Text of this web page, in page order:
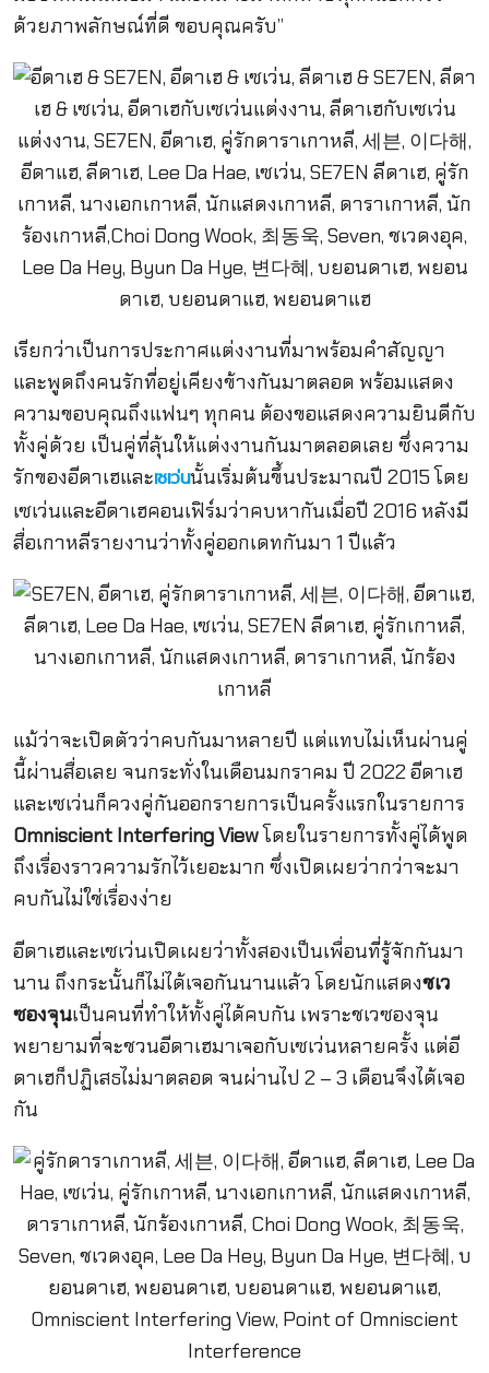
ด้วยภาพลักษณ์ที่ดี ขอบคุณครับ”
เรียกว่าเป็นการประกาศแต่งงานที่มาพร้อมคำสัญญา
และพูดถึงคนรักที่อยู่เคียงข้างกันมาตลอด พร้อมแสดง
ความขอบคุณถึงแฟนๆ ทุกคน ต้องขอแสดงความยินดีกับ
ทั้งคู่ด้วย เป็นคู่ที่ลุ้นให้แต่งงานกันมาตลอดเลย ซึ่งความ
รักของอีดาเฮและเซเว่นนั้นเริ่มต้นขึ้นประมาณปี 2015 โดย
เซเว่นและอีดาเฮคอนเฟิร์มว่าคบหากันเมื่อปี 2016 หลังมี
สื่อเกาหลีรายงานว่าทั้งคู่ออกเดทกันมา 1 ปีแล้ว
แม้ว่าจะเปิดตัวว่าคบกันมาหลายปี แต่แทบไม่เห็นผ่านคู่
นี้ผ่านสื่อเลย จนกระทั่งในเดือนมกราคม ปี 2022 อีดาเฮ
และเซเว่นก็ควงคู่กันออกรายการเป็นครั้งแรกในรายการ
Omniscient Interfering Viewโดยในรายการทั้งคู่ได้พูด
ถึงเรื่องราวความรักไว้เยอะมาก ซึ่งเปิดเผยว่ากว่าจะมา
คบกันไม่ใช่เรื่องง่าย
อีดาเฮและเซเว่นเปิดเผยว่าทั้งสองเป็นเพื่อนที่รู้จักกันมา
นาน ถึงกระนั้นก็ไม่ได้เจอกันนานแล้ว โดยนักแสดงชเว
ซองจุนเป็นคนที่ทำให้ทั้งคู่ได้คบกัน เพราะชเวซองจุน
พยายามที่จะชวนอีดาเฮมาเจอกับเซเว่นหลายครั้ง แต่อี
ดาเฮก็ปฏิเสธไม่มาตลอด จนผ่านไป 2 – 3 เดือนจึงได้เจอ
กัน